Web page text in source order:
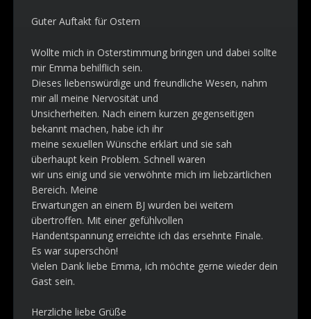
Guter Auftakt für Ostern
Wollte mich in Osterstimmung bringen und dabei sollte
mir Emma behilflich sein.
Dieses liebenswürdige und freundliche Wesen, nahm
mir all meine Nervosität und
Unsicherheiten. Nach einem kurzen gegenseitigen
bekannt machen, habe ich ihr
meine sexuellen Wünsche erklärt und sie sah
überhaupt kein Problem. Schnell waren
wir uns einig und sie verwöhnte mich im liebzärtlichen
Bereich. Meine
Erwartungen an einem BJ wurden bei weitem
übertroffen. Mit einer gefühlvollen
Handentspannung erreichte ich das ersehnte Finale.
Es war superschön!
Vielen Dank liebe Emma, ich möchte gerne wieder dein
Gast sein.
Herzliche liebe Grüße